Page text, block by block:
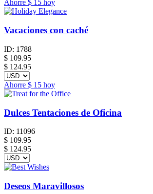
Ahorre $ 15 hoy
Vacaciones con caché
ID: 1788
$ 109.95
$ 124.95
Ahorre $ 15 hoy
Dulces Tentaciones de Oficina
ID: 11096
$ 109.95
$ 124.95
Deseos Maravillosos